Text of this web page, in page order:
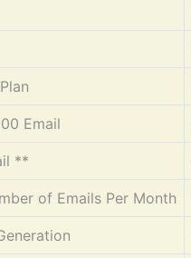
Email
**
of Emails Per Month